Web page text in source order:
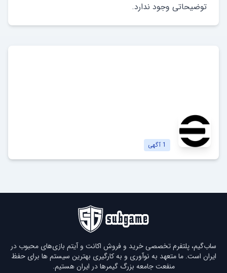
توضیحاتی وجود ندارد.
1 آگهی
ساب‌گیم، پلتفرم تخصصی خرید و فروش اکانت و آیتم بازی‌های محبوب در
ایران است. ما متعهد به نوآوری و به کارگیری بهترین سیستم ها برای حفظ
منفعت جامعه بزرگ گیمرها در ایران هستیم.